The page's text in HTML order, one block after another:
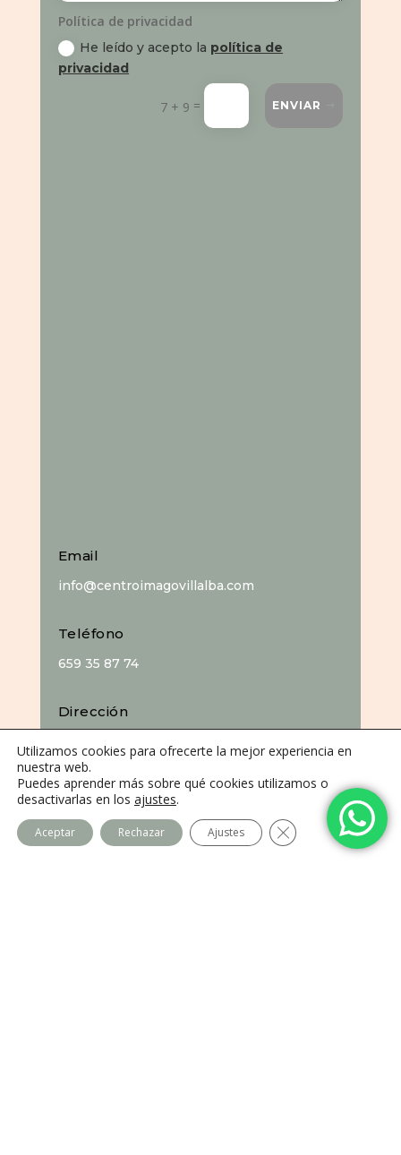
Política de privacidad
He leído y acepto la política de
privacidad
7 + 9 = ENVIAR
Email
info@centroimagovillalba.com
Teléfono
659 35 87 74
Dirección
Villalba, Madrid
Utilizamos cookies para ofrecerte la mejor experiencia en
nuestra web.
Puedes aprender más sobre qué cookies utilizamos o
desactivarlas en los ajustes.
Aceptar Rechazar Ajustes Cerrar el banner de